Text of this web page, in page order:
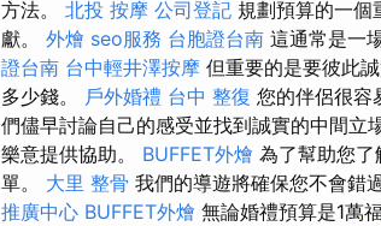
方法。 北投 按摩 公司登記 規劃預算的一個
獻。 外燴 seo服務 台胞證台南 這通常是一
證台南 台中輕井澤按摩 但重要的是要彼此
多少錢。 戶外婚禮 台中 整復 您的伴侶很容
們儘早討論自己的感受並找到誠實的中間立
樂意提供協助。 BUFFET外燴 為了幫助您
單。 大里 整骨 我們的導遊將確保您不會錯
推廣中心 BUFFET外燴 無論婚禮預算是1萬